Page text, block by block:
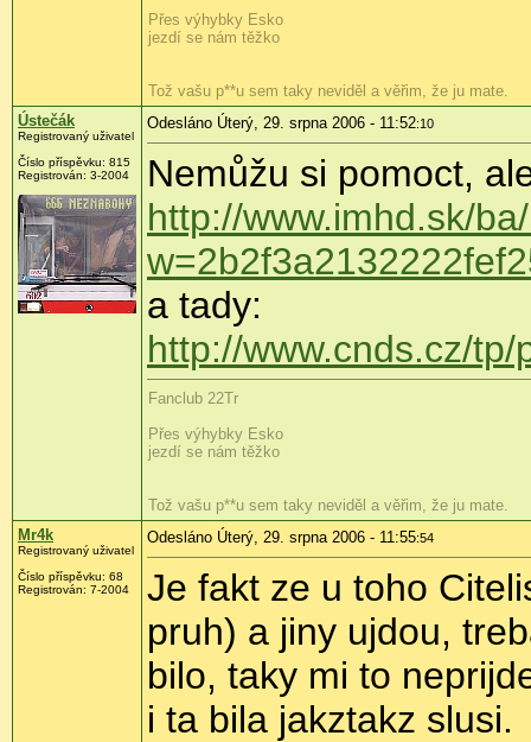
Přes výhybky Esko
jezdí se nám těžko
Tož vašu p**u sem taky neviděl a věřim, že ju mate.
Ústečák
Registrovaný uživatel
Číslo příspěvku: 815
Registrován: 3-2004
Odesláno Úterý, 29. srpna 2006 - 11:52:10
Nemůžu si pomoct,
http://www.imhd.sk/
a tady:
http://www.cnds.cz/
Fanclub 22Tr
Přes výhybky Esko
jezdí se nám těžko
Tož vašu p**u sem taky neviděl a věřim, že ju mate.
Mr4k
Registrovaný uživatel
Číslo příspěvku: 68
Registrován: 7-2004
Odesláno Úterý, 29. srpna 2006 - 11:55:54
Je fakt ze u toho
pruh) a jiny ujdou,
bilo, taky mi to
i ta bila jakztakz slusi.